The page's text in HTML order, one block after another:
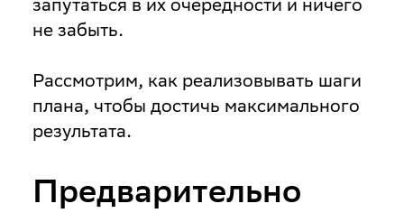
не забыть.
Рассмотрим, как реализовывать шаги
плана, чтобы достичь максимального
результата.
Предварительно